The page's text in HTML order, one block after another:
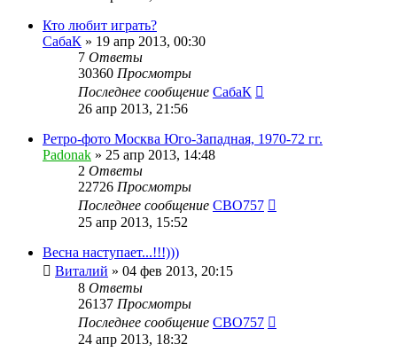
Кто любит играть?
СабаК » 19 апр 2013, 00:30
7 Ответы
30360 Просмотры
Последнее сообщение СабаК
26 апр 2013, 21:56
Ретро-фото Москва Юго-Западная, 1970-72 гг.
Padonak » 25 апр 2013, 14:48
2 Ответы
22726 Просмотры
Последнее сообщение CBO757
25 апр 2013, 15:52
Весна наступает...!!!)))
Виталий » 04 фев 2013, 20:15
8 Ответы
26137 Просмотры
Последнее сообщение CBO757
24 апр 2013, 18:32